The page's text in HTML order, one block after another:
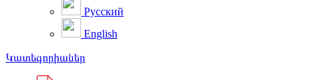
Русский
English
Կատեգորիաներ